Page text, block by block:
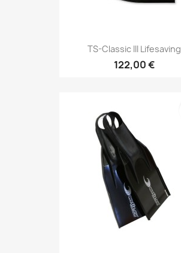
TS-Classic III Lifesaving
122,00 €